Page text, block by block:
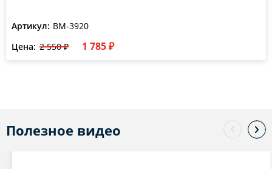
Артикул: BM-3920
Цена: 2 550 ₽ 1 785 ₽
Полезное видео